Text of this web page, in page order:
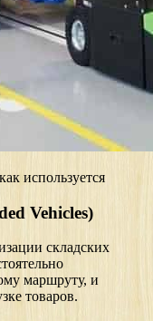
используется
Vehicles)
складских
маршруту, и
товаров.